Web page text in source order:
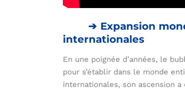
Expansion
internationales
En une poignée d’années, le
pour s’établir dans le monde
internationales, son ascension a